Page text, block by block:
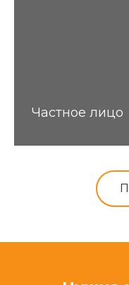
Частное лицо